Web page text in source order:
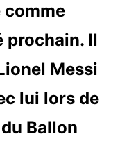
comme
prochain. Il
Messi
lui lors de
Ballon